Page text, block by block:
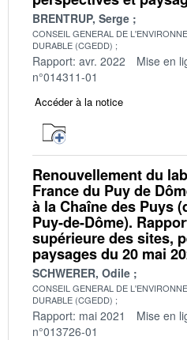
BRENTRUP, Serge
CONSEIL GENERAL DE
DURABLE (CGEDD)
Rapport: avr. 2022 Mise en
n°014311-01
Accéder à la notice
Renouvellement du
France du Puy de
à la Chaîne des Puys
Puy-de-Dôme).
supérieure des sites,
paysages du 20 mai
SCHWERER, Odile
CONSEIL GENERAL DE
DURABLE (CGEDD)
Rapport: mai 2021 Mise en
n°013726-01